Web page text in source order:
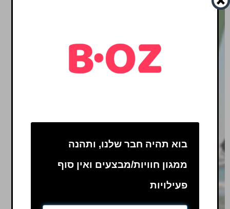
בוא תהיה חבר שלנו, ותהנה
ממגון חוויות/מבצעים ואין סוף
פעילויות